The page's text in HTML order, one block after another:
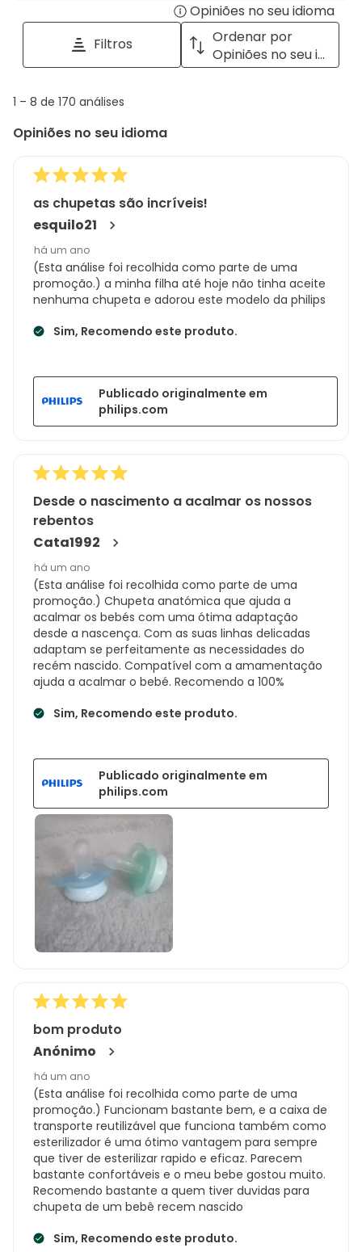
Opiniões no seu idioma
a
with
Filtros
Ordenar por
Opiniões no seu idioma
1
8
análises
1 – 8 de 170 análises
Opiniões no seu idioma
as chupetas são incríveis!
esquilo21
há um ano
(Esta análise foi recolhida como parte de uma
promoção.) a minha filha até hoje não tinha aceite
nenhuma chupeta e adorou este modelo da philips
Sim, Recomendo este produto.
Publicado originalmente em
philips.com
Desde o nascimento a acalmar os nossos
rebentos
Cata1992
há um ano
(Esta análise foi recolhida como parte de uma
promoção.) Chupeta anatómica que ajuda a
acalmar os bebés com uma ótima adaptação
desde a nascença. Com as suas linhas delicadas
adaptam se perfeitamente as necessidades do
recém nascido. Compatível com a amamentação
ajuda a acalmar o bebé. Recomendo a 100%
Sim, Recomendo este produto.
Publicado originalmente em
philips.com
bom produto
Anónimo
há um ano
(Esta análise foi recolhida como parte de uma
promoção.) Funcionam bastante bem, e a caixa de
transporte reutilizável que funciona também como
esterilizador é uma ótimo vantagem para sempre
que tiver de esterilizar rapido e eficaz. Parecem
bastante confortáveis e o meu bebe gostou muito.
Recomendo bastante a quem tiver duvidas para
chupeta de um bebê recem nascido
Sim, Recomendo este produto.